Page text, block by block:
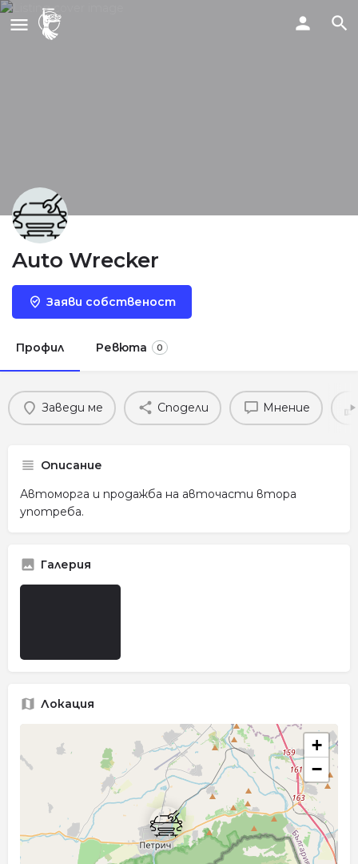
Auto Wrecker
Заяви собственост
Профил Ревюта 0
Заведи ме Сподели Мнение
Описание
Автоморга и продажба на авточасти втора
употреба.
Галерия
Локация
+
−